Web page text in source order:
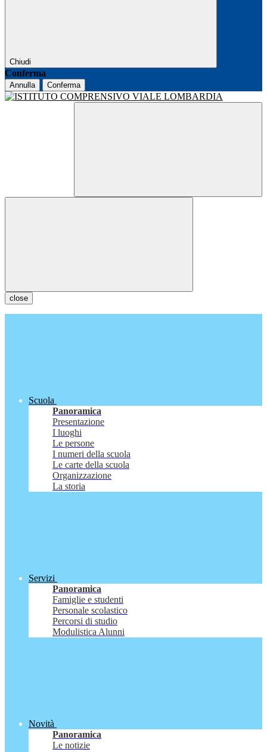
Chiudi
Conferma
Annulla Conferma
close
Scuola
Panoramica
Presentazione
I luoghi
Le persone
I numeri della scuola
Le carte della scuola
Organizzazione
La storia
Servizi
Panoramica
Famiglie e studenti
Personale scolastico
Percorsi di studio
Modulistica Alunni
Novità
Panoramica
Le notizie